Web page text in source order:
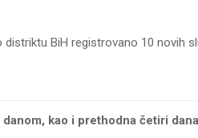
distriktu BiH registrovano 10 novih
danom, kao i prethodna četiri